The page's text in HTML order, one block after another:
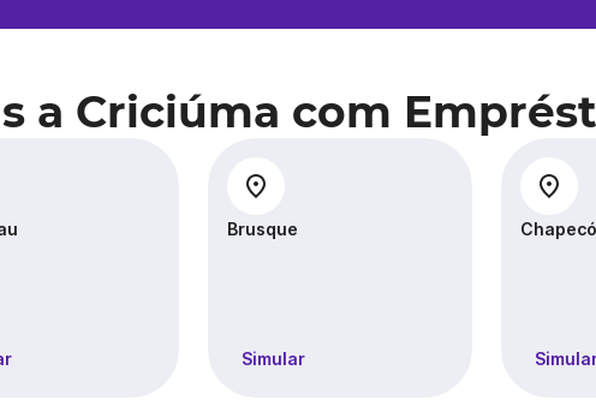
a Criciúma com
Brusque
Simular
Chapecó